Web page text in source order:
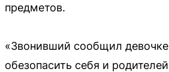
предметов.
«Звонивший сообщил
обезопасить себя и